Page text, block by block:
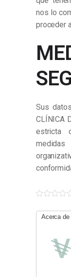
nos lo
proceder
Sus
CLÍNICA
estricta
Acerca de